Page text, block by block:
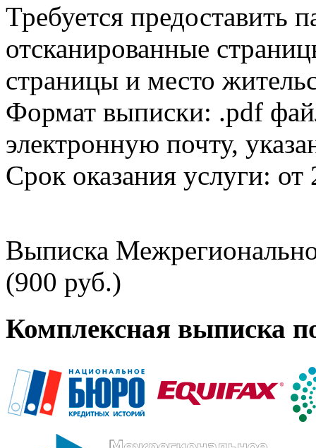
Требуется предоставить
отсканированные
страницы и место
Формат выписки: .pdf
электронную почту,
Срок оказания услуги: от
Выписка
(900 руб.)
Комплексная выписка